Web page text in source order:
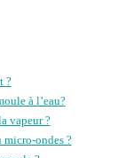
?
à l’eau?
vapeur ?
micro-ondes ?